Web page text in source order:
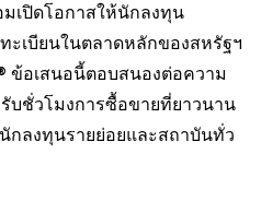
เปิดโอกาสให้นักลงทุน
ะเบียนในตลาดหลักของสหรัฐฯ
ข้อเสนอนี้ตอบสนองต่อความ
บชั่วโมงการซื้อขายที่ยาวนาน
กลงทุนรายย่อยและสถาบันทั่ว